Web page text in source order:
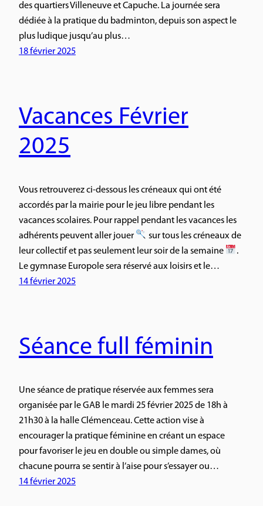
des quartiers Villeneuve et Capuche. La journée sera
dédiée à la pratique du badminton, depuis son aspect le
plus ludique jusqu’au plus…
18 février 2025
Vacances Février
2025
Vous retrouverez ci-dessous les créneaux qui ont été
accordés par la mairie pour le jeu libre pendant les
vacances scolaires. Pour rappel pendant les vacances les
adhérents peuvent aller jouer
sur tous les créneaux de
leur collectif et pas seulement leur soir de la semaine
.
Le gymnase Europole sera réservé aux loisirs et le…
14 février 2025
Séance full féminin
Une séance de pratique réservée aux femmes sera
organisée par le GAB le mardi 25 février 2025 de 18h à
21h30 à la halle Clémenceau. Cette action vise à
encourager la pratique féminine en créant un espace
pour favoriser le jeu en double ou simple dames, où
chacune pourra se sentir à l’aise pour s’essayer ou…
14 février 2025